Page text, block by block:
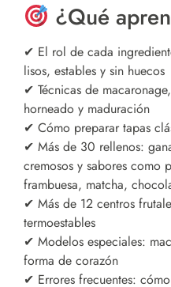
¿Qué
✔ El rol de cada
lisos, estables y sin huecos
✔ Técnicas de
horneado y maduración
✔ Cómo preparar tapas
✔ Más de 30 rellenos:
cremosos y sabores como
frambuesa, matcha,
✔ Más de 12 centros
termoestables
✔ Modelos especiales:
forma de corazón
✔ Errores frecuentes: